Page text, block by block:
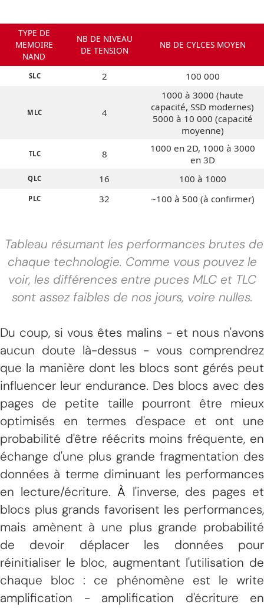
TYPE DE
MEMOIRE
NAND
NB DE NIVEAU
DE TENSION
NB DE CYLCES MOYEN
SLC 2 100 000
MLC 4
1000 à 3000 (haute
capacité, SSD modernes)
5000 à 10 000 (capacité
moyenne)
TLC 8
1000 en 2D, 1000 à 3000
en 3D
QLC 16 100 à 1000
PLC 32 ~100 à 500 (à confirmer)
Tableau résumant les performances brutes de
chaque technologie. Comme vous pouvez le
voir, les différences entre puces MLC et TLC
sont assez faibles de nos jours, voire nulles.
Du coup, si vous êtes malins - et nous n'avons
aucun doute là-dessus - vous comprendrez
que la manière dont les blocs sont gérés peut
influencer leur endurance. Des blocs avec des
pages de petite taille pourront être mieux
optimisés en termes d'espace et ont une
probabilité d'être réécrits moins fréquente, en
échange d'une plus grande fragmentation des
données à terme diminuant les performances
en lecture/écriture.À l'inverse, des pages et
blocs plus grands favorisent les performances,
mais amènent à une plus grande probabilité
de devoir déplacer les données pour
réinitialiser le bloc, augmentant l'utilisation de
chaque bloc : ce phénomène est le write
amplification - amplification d'écriture en